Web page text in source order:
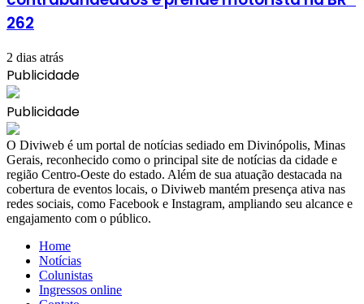
262
2 dias atrás
Publicidade
Publicidade
​O Diviweb é um portal de notícias sediado em Divinópolis, Minas
Gerais, reconhecido como o principal site de notícias da cidade e
região Centro-Oeste do estado. Além de sua atuação destacada na
cobertura de eventos locais, o Diviweb mantém presença ativa nas
redes sociais, como Facebook e Instagram, ampliando seu alcance e
engajamento com o público.
Home
Notícias
Colunistas
Ingressos online